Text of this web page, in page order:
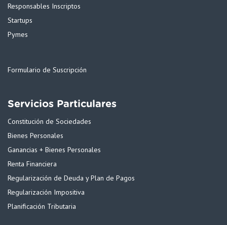
Responsables Inscriptos
Startups
Pymes
Formulario de Suscripción
Servicios Particulares
Constitución de Sociedades
Bienes Personales
Ganancias + Bienes Personales
Renta Financiera
Regularización de Deuda y Plan de Pagos
Regularización Impositiva
Planificación Tributaria